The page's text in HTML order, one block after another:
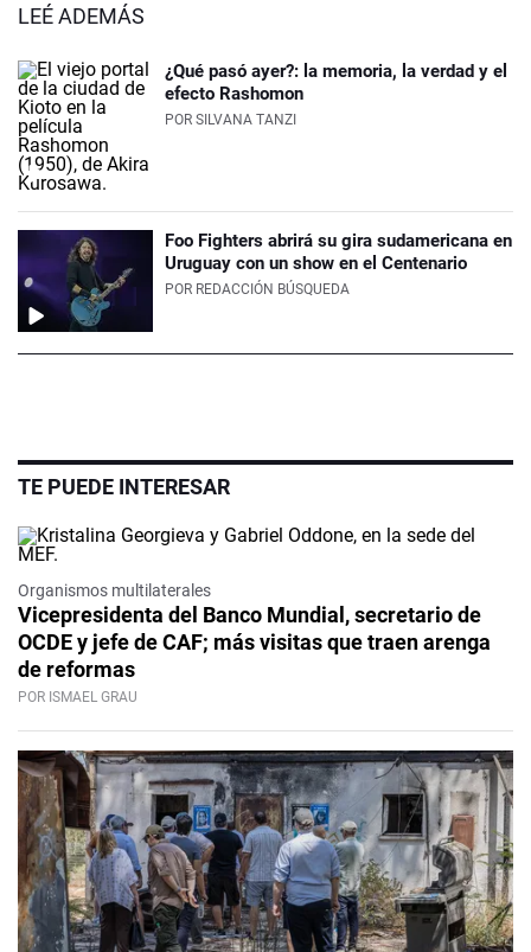
LEÉ ADEMÁS
¿Qué pasó ayer?: la memoria, la verdad y el
efecto Rashomon
POR SILVANA TANZI
Foo Fighters abrirá su gira sudamericana en
Uruguay con un show en el Centenario
POR REDACCIÓN BÚSQUEDA
TE PUEDE INTERESAR
Organismos multilaterales
Vicepresidenta del Banco Mundial, secretario de
OCDE y jefe de CAF; más visitas que traen arenga
de reformas
POR ISMAEL GRAU